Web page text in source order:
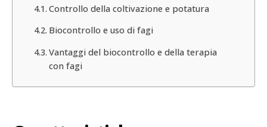
Controllo della coltivazione e potatura
Biocontrollo e uso di fagi
Vantaggi del biocontrollo e della terapia
con fagi